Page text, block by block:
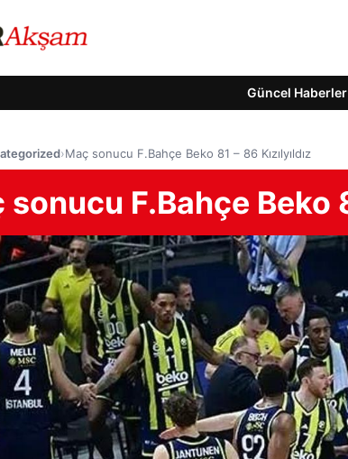
Güncel Haberler
›Maç sonucu F.Bahçe Beko 81 – 86 Kızılyıldız
sonucu F.Bahçe Beko